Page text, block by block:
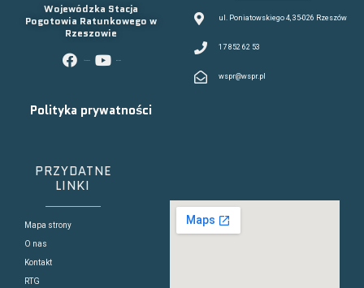
Wojewódzka Stacja
Pogotowia Ratunkowego w
Rzeszowie
Polityka prywatności
ul. Poniatowskiego 4, 35-026 Rzeszów
17 852 62 53
wspr@wspr.pl
PRZYDATNE
LINKI
Mapa strony
O nas
Kontakt
RTG